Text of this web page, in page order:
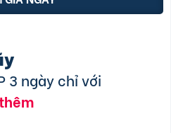
3 ngày chỉ với